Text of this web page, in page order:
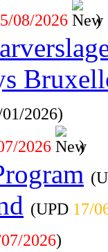
08/2026 )
2026)
2026 )
(UPD 17/
2026)